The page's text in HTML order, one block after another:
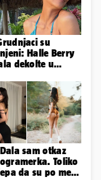
su
Halle Berry
dekolte u
sam otkaz
Toliko
da su po meni